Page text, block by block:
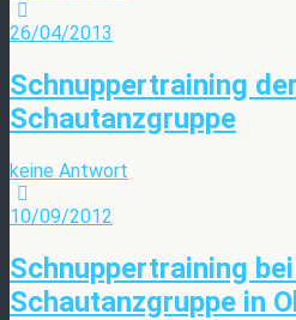
26/04/2013
Schnuppertraining
Schautanzgruppe
keine Antwort
10/09/2012
Schnuppertraining
Schautanzgruppe in